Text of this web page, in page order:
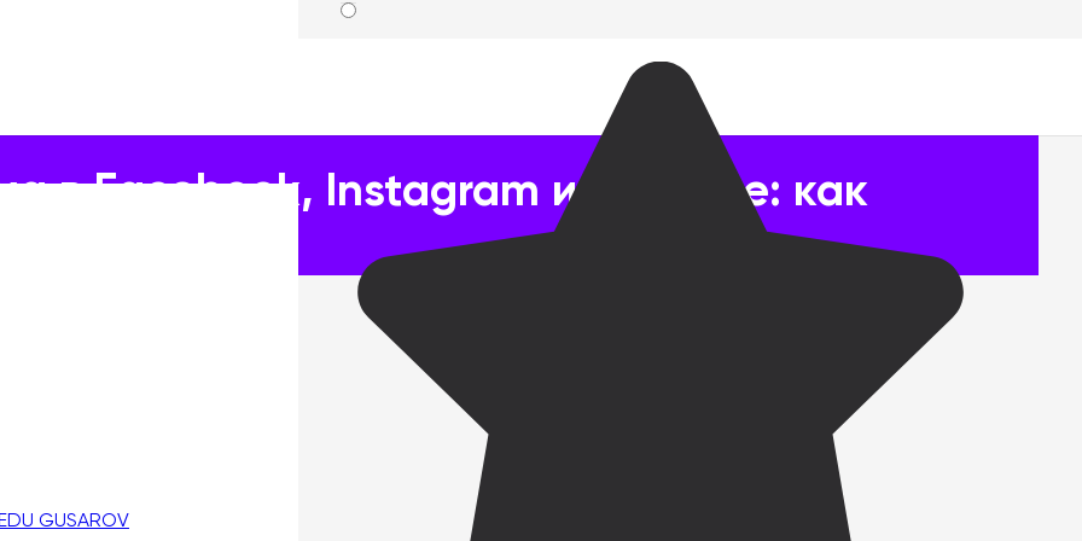
GUSAROV
в Facebook, Instagram и YouTube: как
реклама